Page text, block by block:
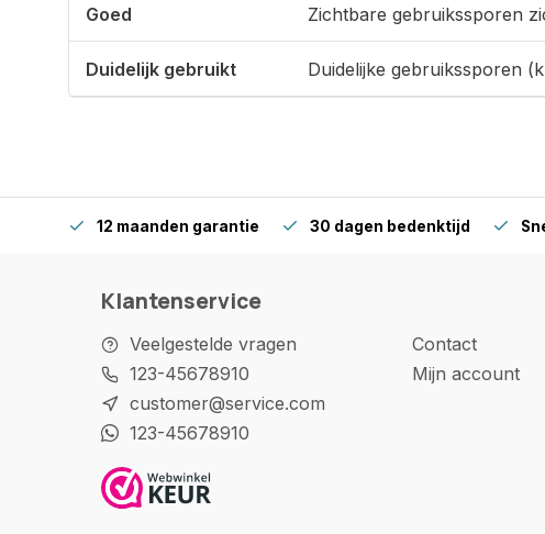
Goed Zichtbare gebruikssporen
Duidelijk gebruikt Duidelijke gebruikssporen
12 maanden garantie 30 dagen bedenktijd
Klantenservice
Veelgestelde vragen
123-45678910
customer@service.com
123-45678910
Contact
Mijn account